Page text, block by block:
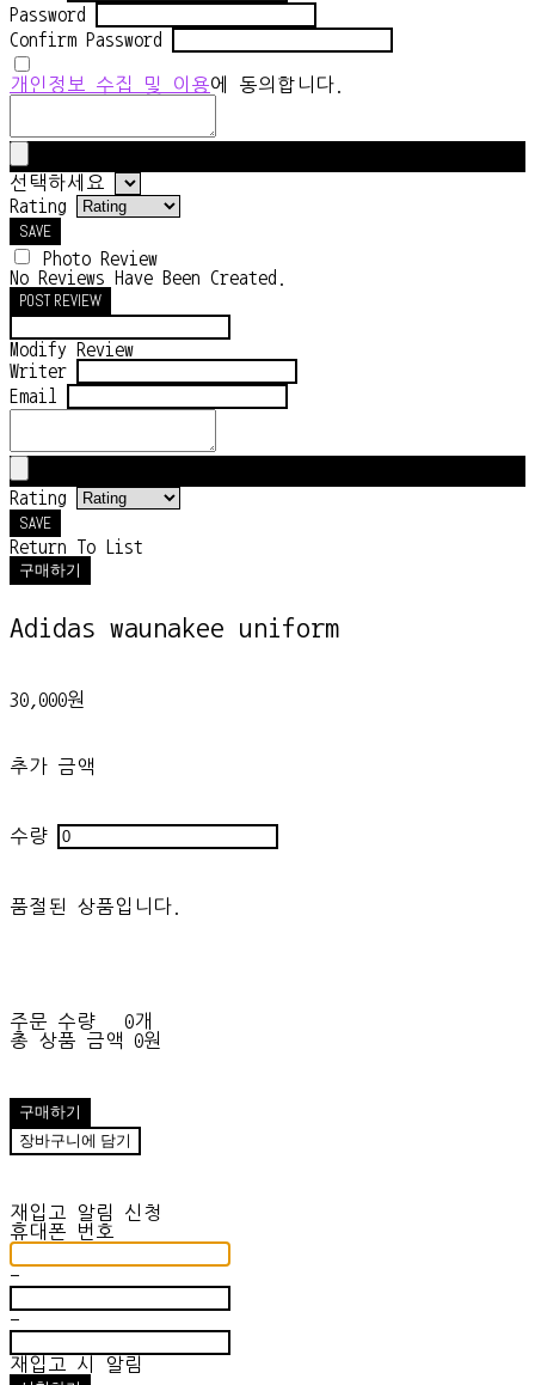
Password
Confirm Password
개인정보 수집 및 이용에 동의합니다.
선택하세요
Rating
SAVE
Photo Review
No Reviews Have Been Created.
POST REVIEW
Modify Review
Writer
Email
Rating
SAVE
Return To List
구매하기
Adidas waunakee uniform
30,000원
추가 금액
수량
품절된 상품입니다.
주문 수량
0개
총 상품 금액
0원
구매하기
장바구니에 담기
재입고 알림 신청
휴대폰 번호
-
-
재입고 시 알림